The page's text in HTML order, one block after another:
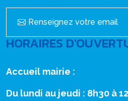
Renseignez votre email
HORAIRES
Accueil mairie :
Du lundi au jeudi : 8h30 à